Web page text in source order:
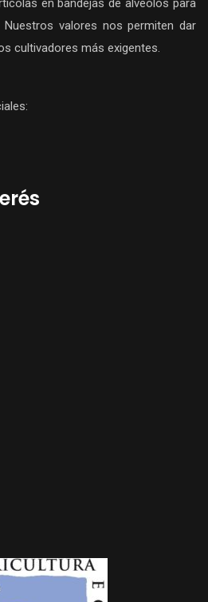
en bandejas de alveolos para
valores nos permiten dar
cultivadores más exigentes.